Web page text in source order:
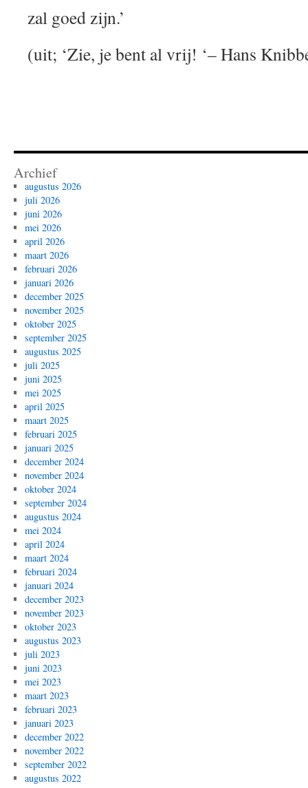
zal goed zijn.’
(uit; ‘Zie, je bent al vrij! ‘– Hans
Archief
augustus 2026
juli 2026
juni 2026
mei 2026
april 2026
maart 2026
februari 2026
januari 2026
december 2025
november 2025
oktober 2025
september 2025
augustus 2025
juli 2025
juni 2025
mei 2025
april 2025
maart 2025
februari 2025
januari 2025
december 2024
november 2024
oktober 2024
september 2024
augustus 2024
mei 2024
april 2024
maart 2024
februari 2024
januari 2024
december 2023
november 2023
oktober 2023
augustus 2023
juli 2023
juni 2023
mei 2023
maart 2023
februari 2023
januari 2023
december 2022
november 2022
september 2022
augustus 2022